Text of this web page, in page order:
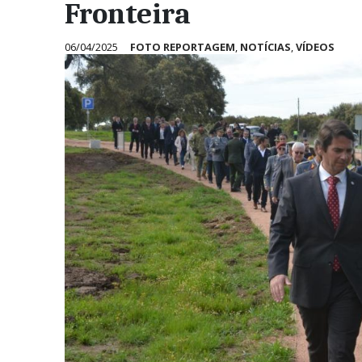
Fronteira
06/04/2025 FOTO REPORTAGEM, NOTÍCIAS,VÍDEOS